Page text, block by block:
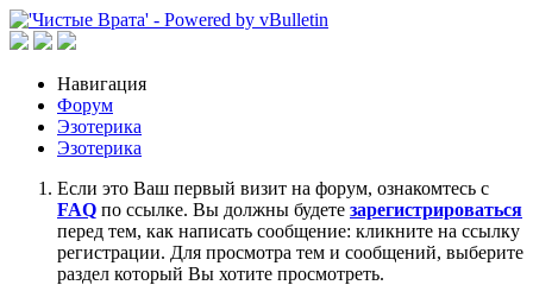
Навигация
Форум
Эзотерика
Эзотерика
Если это Ваш первый визит на форум, ознакомтесь с
FAQ по ссылке. Вы должны будете зарегистрироваться
перед тем, как написать сообщение: кликните на ссылку
регистрации. Для просмотра тем и сообщений, выберите
раздел который Вы хотите просмотреть.